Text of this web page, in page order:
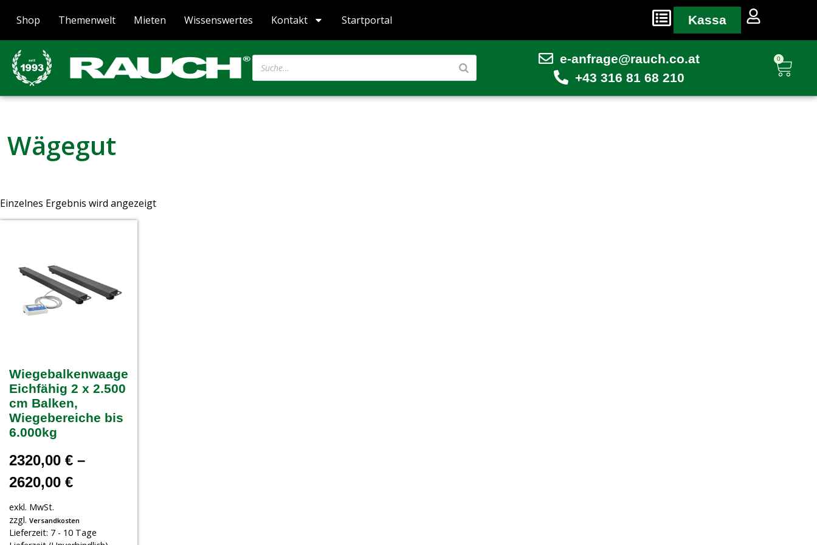
Shop Themenwelt Mieten Wissenswertes Kontakt Startportal Kassa
e-anfrage@rauch.co.at
+43 316 81 68 210
0
Wägegut
Einzelnes Ergebnis wird angezeigt
Wiegebalkenwaage
Eichfähig 2 x 2.500
cm Balken,
Wiegebereiche bis
6.000kg
2320,00 € –
2620,00 €
exkl. MwSt.
zzgl. Versandkosten
Lieferzeit: 7 - 10 Tage